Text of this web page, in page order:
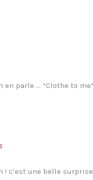
en parle … “Clothe to
! c’est une belle